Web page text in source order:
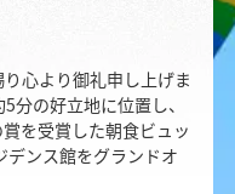
心より御礼申し上げま
分の好立地に位置し、
を受賞した朝食ビュッ
デンス館をグランドオ